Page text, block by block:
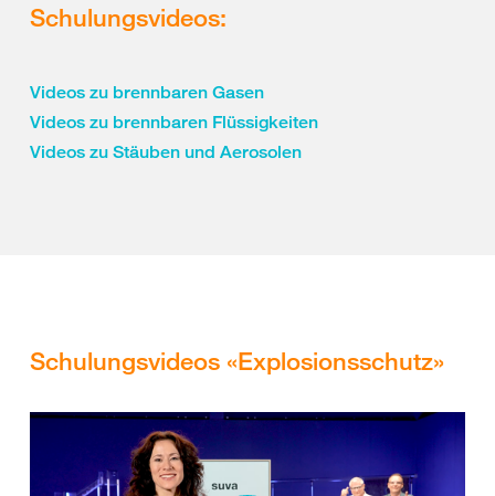
Schulungsvideos:
Videos zu brennbaren Gasen
Videos zu brennbaren Flüssigkeiten
Videos zu Stäuben und Aerosolen
Schulungsvideos «Explosionsschutz»